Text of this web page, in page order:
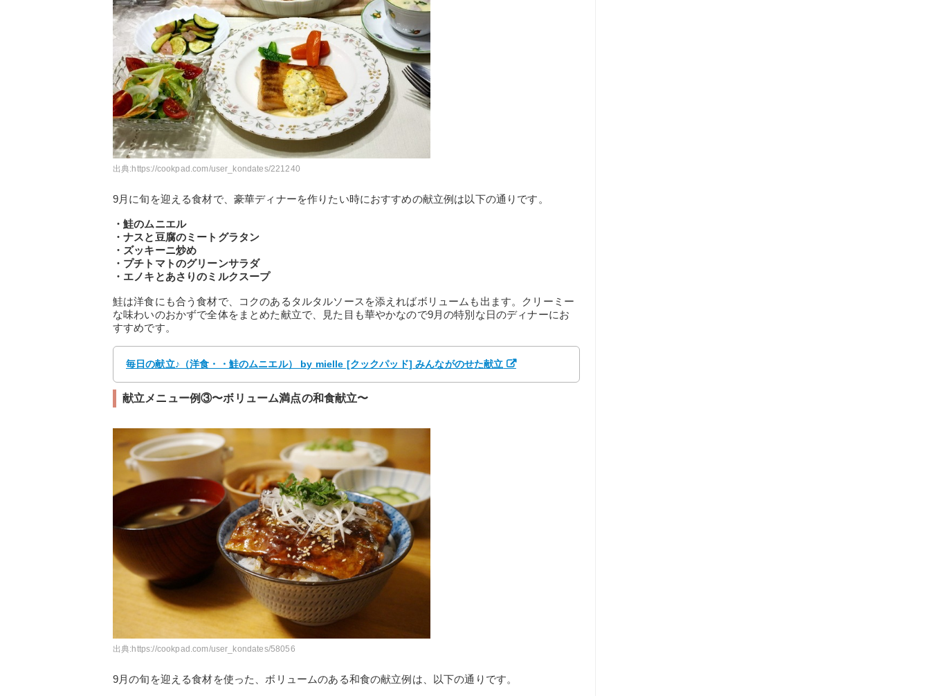
出典:https://cookpad.com/user_kondates/221240
9月に旬を迎える食材で、豪華ディナーを作りたい時におすすめの献立例は以下の通りです。
・鮭のムニエル
・ナスと豆腐のミートグラタン
・ズッキーニ炒め
・プチトマトのグリーンサラダ
・エノキとあさりのミルクスープ
鮭は洋食にも合う食材で、コクのあるタルタルソースを添えればボリュームも出ます。クリーミー
な味わいのおかずで全体をまとめた献立で、見た目も華やかなので9月の特別な日のディナーにお
すすめです。
毎日の献立♪（洋食・・鮭のムニエル） by mielle [クックパッド] みんながのせた献立
献立メニュー例③〜ボリューム満点の和食献立〜
出典:https://cookpad.com/user_kondates/58056
9月の旬を迎える食材を使った、ボリュームのある和食の献立例は、以下の通りです。